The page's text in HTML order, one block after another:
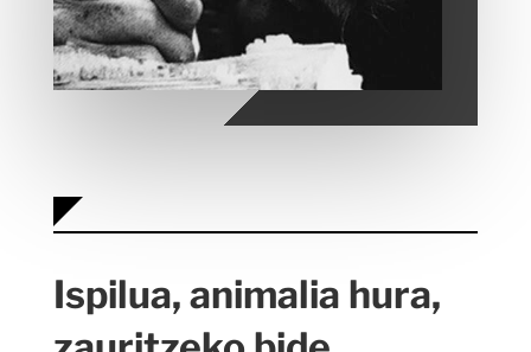
Ispilua, animalia hura,